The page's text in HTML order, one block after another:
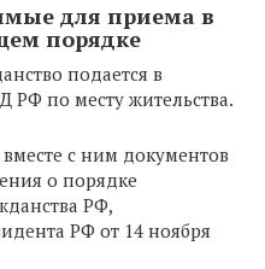
для приема в
порядке
подается в
РФ по месту жительства.
с ним документов
о порядке
РФ,
РФ от 14 ноября